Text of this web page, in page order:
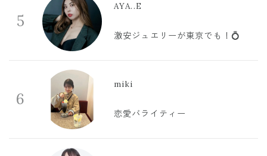
5
AYA..E
激安ジュエリーが東京でも！💍
6
miki
恋愛バライティー